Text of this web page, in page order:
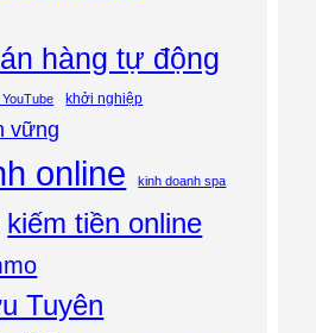
hàng tự động
khởi nghiệp
vững
online kinh doanh spa
kiếm tiền online
Tuyên